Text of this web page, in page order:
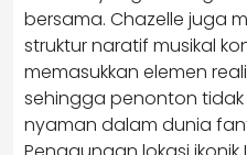
bersama. Chazelle juga
struktur naratif musikal
memasukkan elemen
sehingga penonton
nyaman dalam dunia